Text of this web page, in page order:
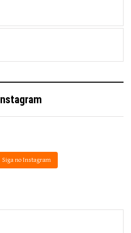
Instagram
Siga no Instagram